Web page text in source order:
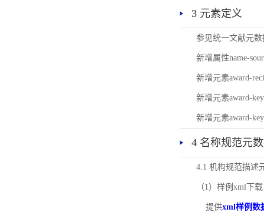
3 元素定义
参见统一文献元
新增属性name-
新增元素award-
新增元素award-
新增元素award-
4 名称规范元
4.1 机构规范描述
（1）样例xml下载
提供xml样例数